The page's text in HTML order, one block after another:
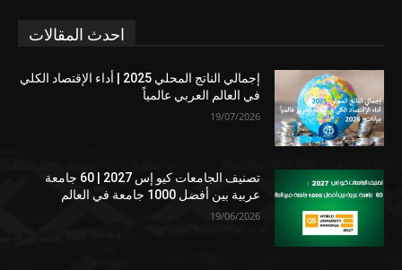
احدث المقالات
إجمالي الناتج المحلي 2025 | أداء الإقتصاد الكلي
في العالم العربي عالمياً
19/07/2026
تصنيف الجامعات كيو إس 2027 | 60 جامعة
عربية بين أفضل 1000 جامعة في العالم
19/06/2026